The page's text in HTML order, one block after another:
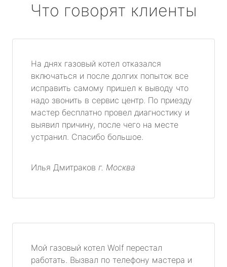
Что говорят клиенты
На днях газовый котел отказался
включаться и после долгих попыток все
исправить самому пришел к выводу что
надо звонить в сервис центр. По приезду
мастер бесплатно провел диагностику и
выявил причину, после чего на месте
устранил. Спасибо большое.
Илья Дмитраков г. Москва
Мой газовый котел Wolf перестал
работать. Вызвал по телефону мастера и